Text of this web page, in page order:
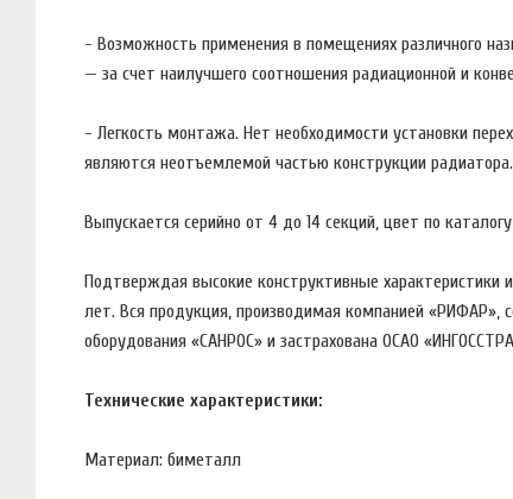
- Возможность применения в помещениях различного
— за счет наилучшего соотношения радиационной и
- Легкость монтажа. Нет необходимости установки
являются неотъемлемой частью конструкции радиатора.
Выпускается серийно от 4 до 14 секций, цвет по каталогу
Подтверждая высокие конструктивные
лет. Вся продукция, производимая компанией «РИФАР»,
оборудования «САНРОС» и застрахована ОСАО
Технические характеристики:
Материал: биметалл